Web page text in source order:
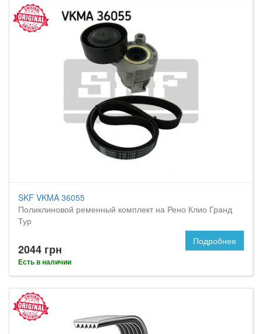
SKF VKMA 36055
Поликлиновой ременный комплект на Рено Клио Гранд
Тур
2044 грн
Есть в наличии
Подробнее